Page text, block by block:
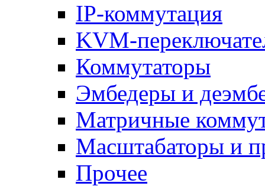
IP-коммутация
KVM-
Коммутаторы
Эмбедеры и
Матричные
Масштабаторы и
Прочее